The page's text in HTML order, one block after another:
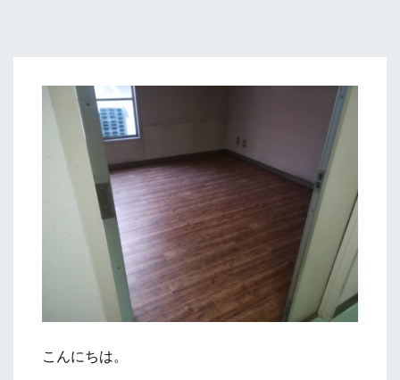
こんにちは。